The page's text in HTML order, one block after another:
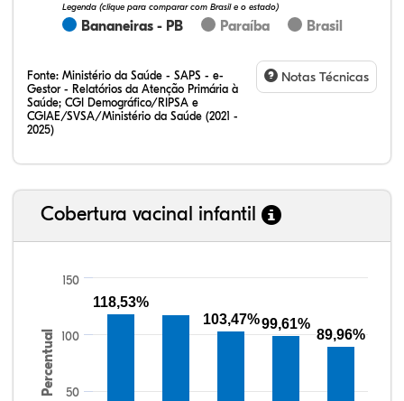
Bananeiras - PB Paraíba Brasil
Legenda (clique para comparar com Brasil e o estado)
Fonte: Ministério da Saúde - SAPS - e-
Gestor - Relatórios da Atenção Primária à
Saúde; CGI Demográfico/RIPSA e
CGIAE/SVSA/Ministério da Saúde (2021 -
2025)
Notas Técnicas
Cobertura vacinal infantil
Percentual 50
100
150
118,53%
103,47%99,61%
89,96%